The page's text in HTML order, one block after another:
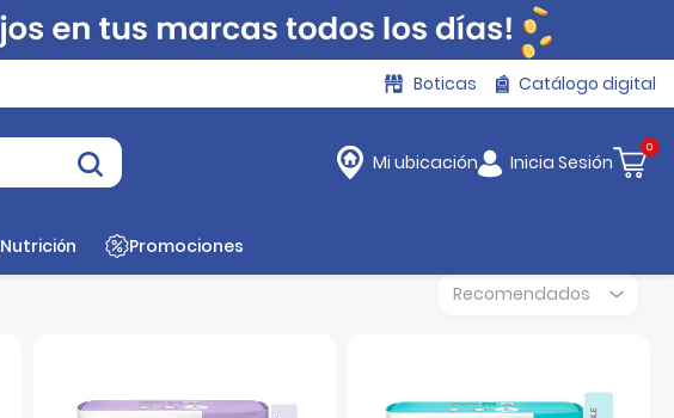
Boticas Catálogo digital
Mi ubicación Inicia Sesión
0
Nutrición Promociones